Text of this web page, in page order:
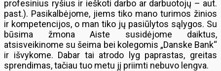
profesinius ryšius ir ieškoti darbo ar darbuotojų – aut.
past.). Pasikalbėjome, jiems tiko mano turimos žinios
ir kompetencijos, o man tiko jų pasiūlytos sąlygos. Su
būsima žmona Aiste susidėjome daiktus,
atsisveikinome su šeima bei kolegomis „Danske Bank“
ir išvykome. Dabar tai atrodo lyg paprastas, greitas
sprendimas, tačiau tuo metu jį priimti nebuvo lengva.